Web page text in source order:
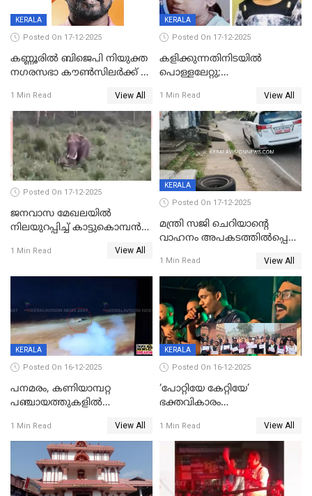
KERALA
Posted On 17-12-2025
കണ്ണൂരിൽ ബിജെപി നിയുക്ത
നഗരസഭാ കൗൺസിലർക്ക് 36
1 Min Read View All
KERALA
Posted On 17-12-2025
കളിക്കുന്നതിനിടയിൽ
പൊള്ളലേറ്റു;
ക്ലാസ് വിദ്യാർത്ഥിനി മരിച്ചു
1 Min Read View All
Posted On 17-12-2025
ജനവാസ മേഖലയില്‍
നിലയുറപ്പിച്ച് കാട്ടുകൊമ്പന്‍
1 Min Read View All
KERALA
Posted On 17-12-2025
മന്ത്രി സജി ചെറിയാന്റെ
വാഹനം അപകടത്തിൽപ്പെട്ടു;
രക്ഷപ്പെട്ടത് തലനാരിടയ്ക്ക്
1 Min Read View All
KERALA
Posted On 16-12-2025
പനമരം, കണിയാമ്പറ്റ
പഞ്ചായത്തുകളിൽ
സ്ഥാപനങ്ങൾക്ക് അവധി
1 Min Read View All
KERALA
Posted On 16-12-2025
‘പോറ്റിയേ കേറ്റിയേ’
ഭക്തവികാരം
ഡിജിപിക്ക് പരാതി; ശക്തമായ
നടപടി വേണമെന്നു
സിപിഐഎമ്മും
1 Min Read View All